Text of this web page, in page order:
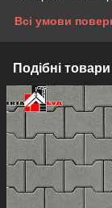
Всі умови
Подібні